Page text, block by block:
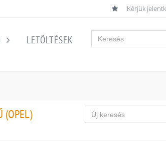
Kérjük
LETÖLTÉSEK
(OPEL)